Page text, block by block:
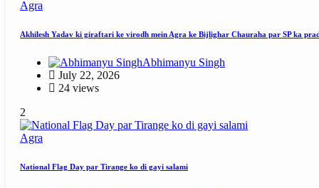
Agra
Akhilesh Yadav ki giraftari ke virodh mein Agra ke Bijlighar Chauraha par SP ka
Abhimanyu Singh
July 22, 2026
24 views
2
Agra
National Flag Day par Tirange ko di gayi salami